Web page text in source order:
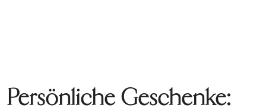
Persönliche Geschenke: